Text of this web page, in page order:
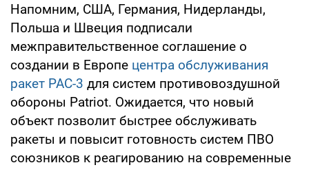
Напомним, США, Германия, Нидерланды,
Польша и Швеция подписали
межправительственное соглашение о
создании в Европе центра обслуживания
ракет PAC-3 для систем противовоздушной
обороны Patriot. Ожидается, что новый
объект позволит быстрее обслуживать
ракеты и повысит готовность систем ПВО
союзников к реагированию на современные